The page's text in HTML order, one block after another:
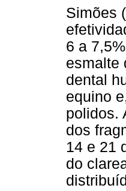
Simões
6 a
esmalte
dental
equino
polidos.
dos
14 e 21
do